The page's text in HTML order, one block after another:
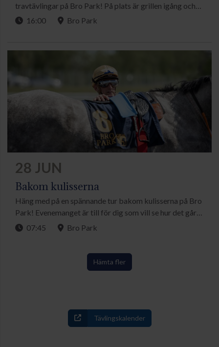
travtävlingar på Bro Park! På plats är grillen igång och
du kan se fram emot många spännande lopp. Du kan följa
16:00 Bro Park
28 JUN
Bakom kulisserna
Häng med på en spännande tur bakom kulisserna på Bro
Park! Evenemanget är till för dig som vill se hur det går
till bakom kulisserna på en tävlingsdag och vill lära dig
ÄR KL. 8.00. SAMLING FÖR DELTAGARE FÖR
BAKOM KULISSERNA ÄR 07.45.
07:45 Bro Park
Hämta fler
Tävlingskalender